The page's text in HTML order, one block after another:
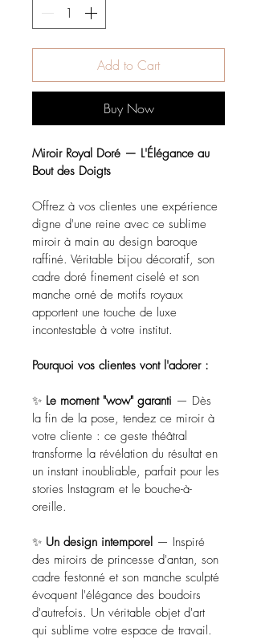
Add to Cart
Buy Now
Miroir Royal Doré — L'Élégance au
Bout des Doigts
Offrez à vos clientes une expérience
digne d'une reine avec ce sublime
miroir à main au design baroque
raffiné. Véritable bijou décoratif, son
cadre doré finement ciselé et son
manche orné de motifs royaux
apportent une touche de luxe
incontestable à votre institut.
Pourquoi vos clientes vont l'adorer :
✨ Le moment "wow" garanti — Dès
la fin de la pose, tendez ce miroir à
votre cliente : ce geste théâtral
transforme la révélation du résultat en
un instant inoubliable, parfait pour les
stories Instagram et le bouche-à-
oreille.
✨ Un design intemporel — Inspiré
des miroirs de princesse d'antan, son
cadre festonné et son manche sculpté
évoquent l'élégance des boudoirs
d'autrefois. Un véritable objet d'art
qui sublime votre espace de travail.